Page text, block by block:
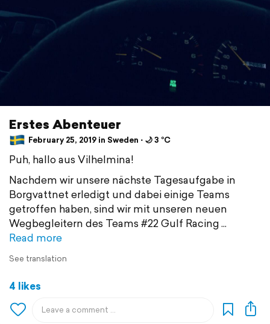
Erstes Abenteuer
February 25, 2019 in Sweden ⋅ 🌙 3 °C
Puh, hallo aus Vilhelmina!
Nachdem wir unsere nächste Tagesaufgabe in
Borgvattnet erledigt und dabei einige Teams
getroffen haben, sind wir mit unseren neuen
Wegbegleitern des Teams #22 Gulf Racing
Read more
See translation
4 likes